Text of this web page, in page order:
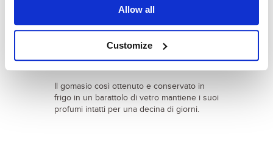
Allow all
Customize
Nella stessa padella poi tosta il sale e
Metti tutto in un frullatore, macina
grossolanamente e... Fatto!
Il gomasio così ottenuto e conservato in
frigo in un barattolo di vetro mantiene i suoi
profumi intatti per una decina di giorni.